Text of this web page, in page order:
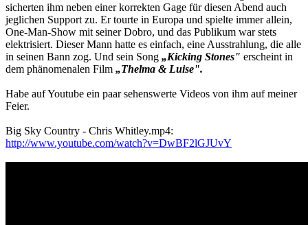
sicherten ihm neben einer korrekten Gage für diesen Abend auch
jeglichen Support zu. Er tourte in Europa und spielte immer allein,
One-Man-Show mit seiner Dobro, und das Publikum war stets
elektrisiert. Dieser Mann hatte es einfach, eine Ausstrahlung, die alle
in seinen Bann zog. Und sein Song „Kicking Stones" erscheint in
dem phänomenalen Film „Thelma & Luise".
Habe auf Youtube ein paar sehenswerte Videos von ihm auf meiner
Feier.
Big Sky Country - Chris Whitley.mp4:
http://www.youtube.com/watch?v=DwBF2lGJUvY